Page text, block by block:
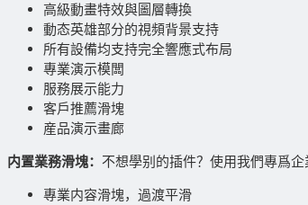
高級動畫特效與圖層轉換
動态英雄部分的視頻背景支持
所有設備均支持完全響應式布局
專業演示模闆
服務展示能力
客戶推薦滑塊
産品演示畫廊
内置業務滑塊： 不想學别的插件？使用我們專爲企
專業内容滑塊，過渡平滑